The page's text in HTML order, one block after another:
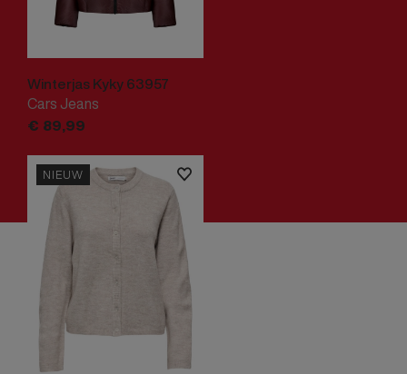
Winterjas Kyky 63957
Cars Jeans
€ 89,99
NIEUW